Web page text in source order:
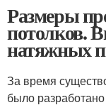
Размеры
потолков.
натяжных
За время
было